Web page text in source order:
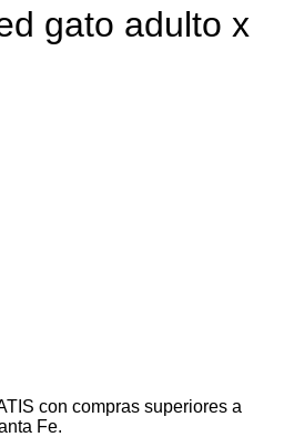
gato adulto x
con compras superiores a
Fe.